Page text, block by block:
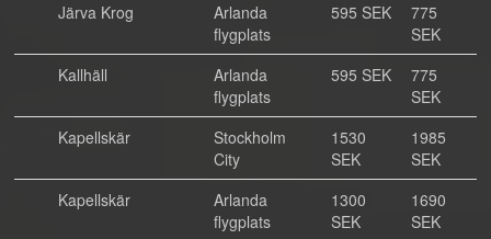
Järva Krog
Arlanda
flygplats
595 SEK
775
SEK
Kallhäll
Arlanda
flygplats
595 SEK
775
SEK
Kapellskär
Stockholm
City
1530
SEK
1985
SEK
Kapellskär
Arlanda
flygplats
1300
SEK
1690
SEK